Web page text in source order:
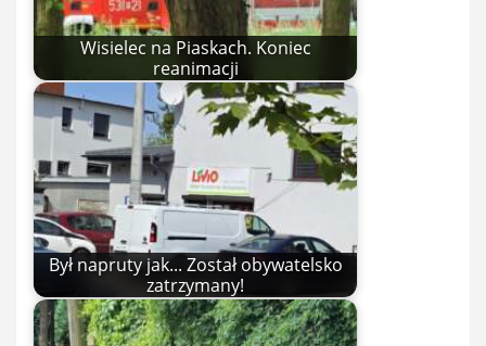
Wisielec na Piaskach. Koniec
reanimacji
Był napruty jak... Został obywatelsko
zatrzymany!